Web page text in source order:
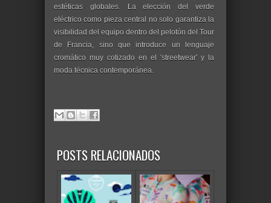
estéticas globales. La elección del verde
eléctrico como pieza central no solo garantiza la
visibilidad del equipo dentro del pelotón del Tour
de Francia, sino que introduce un lenguaje
cromático muy cotizado en el 'streetwear' y la
moda técnica contemporánea.
POSTS RELACIONADOS